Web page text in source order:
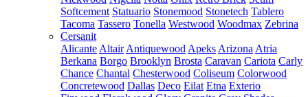
Softcement Statuario Stonemood Stonetech Tablero
Tacoma Tassero Tonella Westwood Woodmax Zebrina
Cersanit
Alicante Altair Antiquewood Apeks Arizona Atria
Berkana Borgo Brooklyn Brosta Caravan Cariota Carly
Chance Chantal Chesterwood Coliseum Colorwood
Concretewood Dallas Deco Eilat Etna Exterio